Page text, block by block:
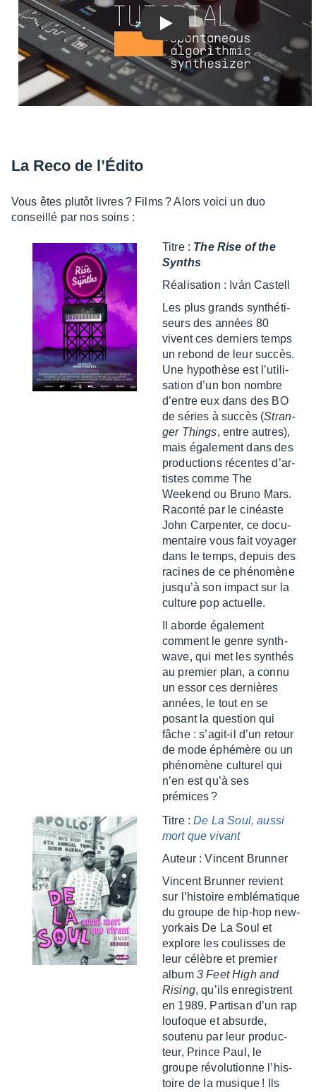
Play
La Reco de l’Édito
Vous êtes plutôt livres ? Films ? Alors voici un duo
conseillé par nos soins :
Titre : The Rise of the
Synths
Réali­sa­tion : Iván Castell
Les plus grands synthé­ti­
seurs des années 80
vivent ces derniers temps
un rebond de leur succès.
Une hypo­thèse est l’uti­li­
sa­tion d’un bon nombre
d’entre eux dans des BO
de séries à succès (Stran­
ger Things, entre autres),
mais égale­ment dans des
produc­tions récentes d’ar­
tistes comme The
Weekend ou Bruno Mars.
Raconté par le cinéaste
John Carpen­ter, ce docu­
men­taire vous fait voya­ger
dans le temps, depuis des
racines de ce phéno­mène
jusqu’à son impact sur la
culture pop actuelle.
Il aborde égale­ment
comment le genre synth­
wave, qui met les synthés
au premier plan, a connu
un essor ces dernières
années, le tout en se
posant la ques­tion qui
fâche : s’agit-il d’un retour
de mode éphé­mère ou un
phéno­mène cultu­rel qui
n’en est qu’à ses
prémices ?
Titre :De La Soul, aussi
mort que vivant
Auteur : Vincent Brun­ner
Vincent Brun­ner revient
sur l’his­toire emblé­ma­tique
du groupe de hip-hop new-
yorkais De La Soul et
explore les coulisses de
leur célèbre et premier
album 3 Feet High and
Rising, qu’ils enre­gistrent
en 1989. Parti­san d’un rap
loufoque et absurde,
soutenu par leur produc­
teur, Prince Paul, le
groupe révo­lu­tionne l’his­
toire de la musique ! Ils